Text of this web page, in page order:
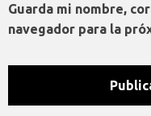
Guarda mi nombre,
navegador para la